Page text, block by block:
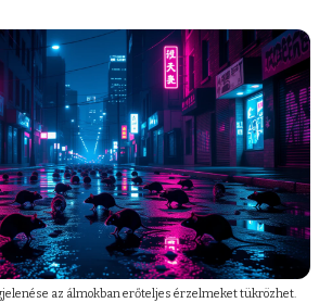
az álmokban erőteljes érzelmeket tükrözhet.